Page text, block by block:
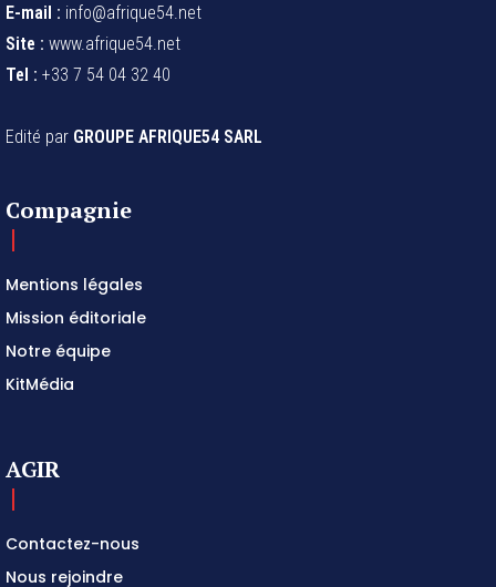
E-mail : info@afrique54.net
Site : www.afrique54.net
Tel : +33 7 54 04 32 40
Edité par GROUPE AFRIQUE54 SARL
Compagnie
Mentions légales
Mission éditoriale
Notre équipe
KitMédia
AGIR
Contactez-nous
Nous rejoindre